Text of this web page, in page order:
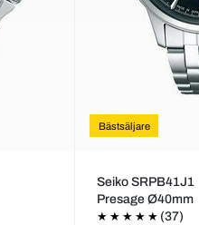
Bästsäljare
Seiko SRPB41J1
Presage Ø40mm
(37)